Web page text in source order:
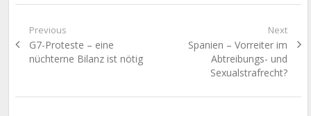
Beitragsnavigation
Previous
Previous
post:
G7-Proteste – eine
nüchterne Bilanz ist nötig
Next
Next
Spanien – Vorreiter im
Abtreibungs- und
Sexualstrafrecht?